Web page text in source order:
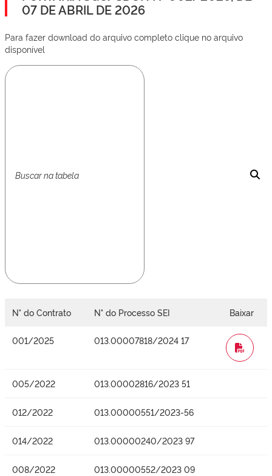
07 DE ABRIL DE 2026
Para fazer download do arquivo completo clique no arquivo
disponível
N° do Contrato N° do Processo SEI Baixar
001/2025 013.00007818/2024 17
WORD
005/2022 013.00002816/2023 51
012/2022 013.00000551/2023-56
014/2022 013.00000240/2023 97
008/2022 013.00000552/2023 09